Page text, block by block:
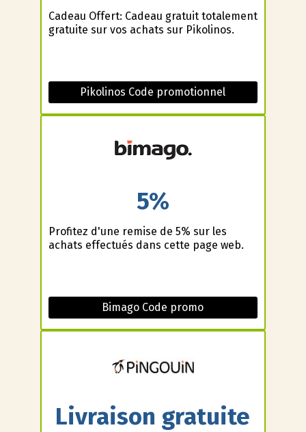
Cadeau Offert: Cadeau gratuit totalement
gratuite sur vos achats sur Pikolinos.
Pikolinos Code promotionnel
5%
Profitez d'une remise de 5% sur les
achats effectués dans cette page web.
Bimago Code promo
Livraison gratuite